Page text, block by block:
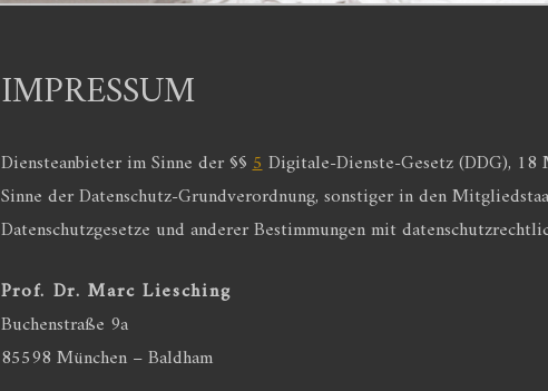
IMPRESSUM
Diensteanbieter im Sinne der §§5Digitale-Dienste-Gesetz (DDG),
Sinne der Datenschutz-Grundverordnung, sonstiger in den
Datenschutzgesetze und anderer Bestimmungen mit
Prof. Dr. Marc Liesching
Buchenstraße 9a
85598 München – Baldham